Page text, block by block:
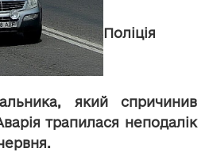
Поліція
який спричинив
трапилася неподалік